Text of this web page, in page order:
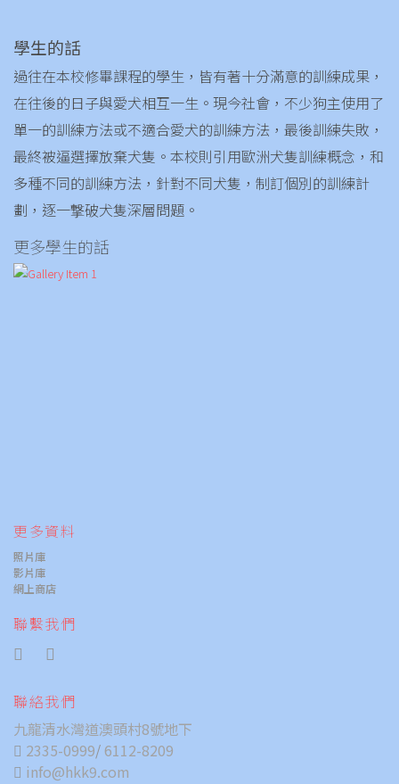
學生的話
過往在本校修畢課程的學生，皆有著十分滿意的訓練成果，
在往後的日子與愛犬相互一生。現今社會，不少狗主使用了
單一的訓練方法或不適合愛犬的訓練方法，最後訓練失敗，
最終被逼選擇放棄犬隻。本校則引用歐洲犬隻訓練概念，和
多種不同的訓練方法，針對不同犬隻，制訂個別的訓練計
劃，逐一撃破犬隻深層問題。
更多學生的話
更多資料
照片庫
影片庫
網上商店
聯繫我們
聯絡我們
九龍清水灣道澳頭村8號地下
2335-0999/6112-8209
info@hkk9.com